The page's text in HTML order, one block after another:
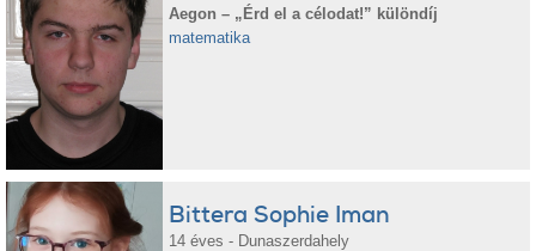
Aegon – „Érd el a célodat!” különdíj
matematika
Bittera Sophie Iman
14 éves - Dunaszerdahely